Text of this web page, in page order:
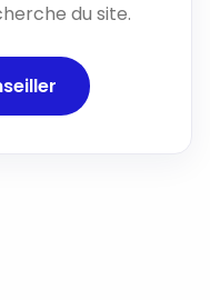
du site.